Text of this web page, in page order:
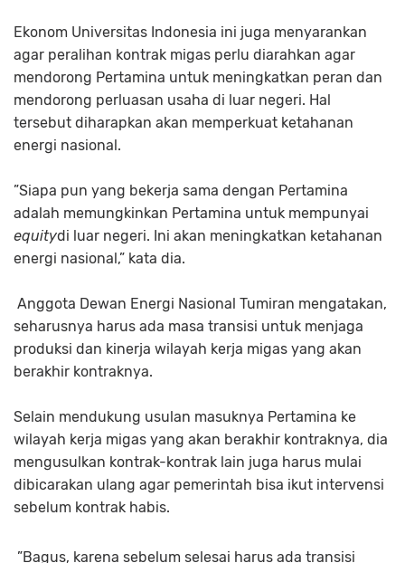
Ekonom Universitas Indonesia ini juga menyarankan
agar peralihan kontrak migas perlu diarahkan agar
mendorong Pertamina untuk meningkatkan peran dan
mendorong perluasan usaha di luar negeri. Hal
tersebut diharapkan akan memperkuat ketahanan
energi nasional.
”Siapa pun yang bekerja sama dengan Pertamina
adalah memungkinkan Pertamina untuk mempunyai
equitydi luar negeri. Ini akan meningkatkan ketahanan
energi nasional,” kata dia.
Anggota Dewan Energi Nasional Tumiran mengatakan,
seharusnya harus ada masa transisi untuk menjaga
produksi dan kinerja wilayah kerja migas yang akan
berakhir kontraknya.
Selain mendukung usulan masuknya Pertamina ke
wilayah kerja migas yang akan berakhir kontraknya, dia
mengusulkan kontrak-kontrak lain juga harus mulai
dibicarakan ulang agar pemerintah bisa ikut intervensi
sebelum kontrak habis.
”Bagus, karena sebelum selesai harus ada transisi